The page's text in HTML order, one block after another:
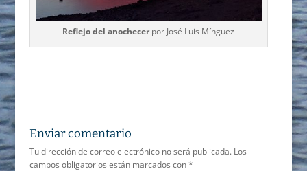
Reflejo del anochecer por José Luis Mínguez
Enviar comentario
Tu dirección de correo electrónico no será publicada. Los
campos obligatorios están marcados con*